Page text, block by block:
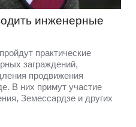
инженерные
практические
заграждений,
продвижения
В них примут участие
Земессардзе и других